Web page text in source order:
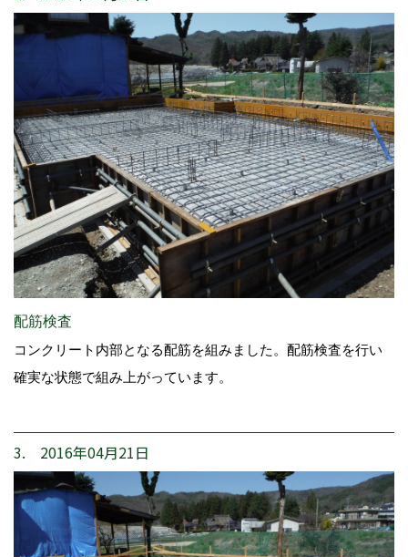
配筋検査
コンクリート内部となる配筋を組みました。配筋検査を行い
確実な状態で組み上がっています。
3. 2016年04月21日